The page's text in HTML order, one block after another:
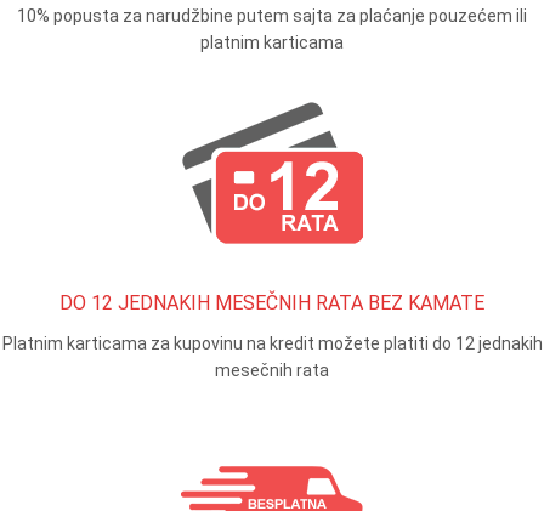
10% popusta za narudžbine putem sajta za plaćanje pouzećem ili
platnim karticama
DO 12 JEDNAKIH MESEČNIH RATA BEZ KAMATE
Platnim karticama za kupovinu na kredit možete platiti do 12 jednakih
mesečnih rata